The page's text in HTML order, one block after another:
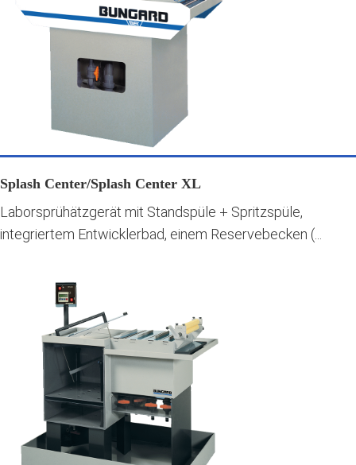
Splash Center/Splash Center XL
Laborsprühätzgerät mit Standspüle + Spritzspüle,
integriertem Entwicklerbad, einem Reservebecken (...